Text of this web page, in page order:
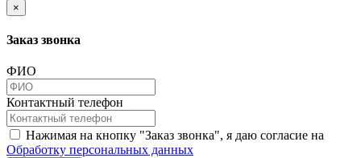
×
Заказ звонка
ФИО
Контактный телефон
Нажимая на кнопку "Заказ звонка", я даю согласие на
Обработку персональных данных